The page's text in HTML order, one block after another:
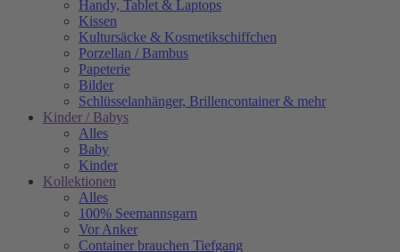
Handy, Tablet & Laptops
Kissen
Kultursäcke & Kosmetikschiffchen
Porzellan / Bambus
Papeterie
Bilder
Schlüsselanhänger, Brillencontainer & mehr
Kinder / Babys
Alles
Baby
Kinder
Kollektionen
Alles
100% Seemannsgarn
Vor Anker
Container brauchen Tiefgang